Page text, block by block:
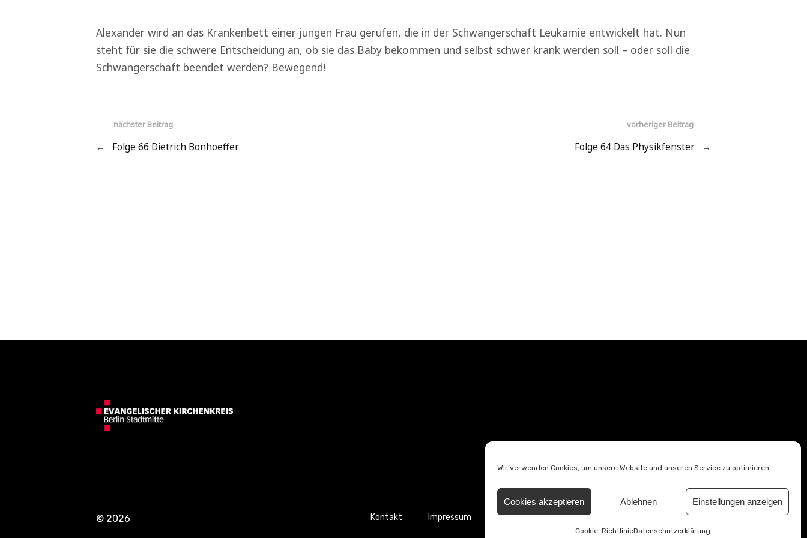
Wir verwenden Cookies, um unsere Website und unseren Service zu optimieren.
Cookies akzeptieren Ablehnen Einstellungen anzeigen
Cookie-RichtlinieDatenschutzerklärung
Alexander wird an das Krankenbett einer jungen Frau gerufen, die in der Schwangerschaft Leukämie entwickelt hat. Nun
steht für sie die schwere Entscheidung an, ob sie das Baby bekommen und selbst schwer krank werden soll – oder soll die
Schwangerschaft beendet werden? Bewegend!
vorheriger Beitrag
Folge 64 Das Physikfenster →
nächster Beitrag
← Folge 66 Dietrich Bonhoeffer
© 2026 Kontakt Impressum Datenschutzerklärung
Barrierefreiheitserklärung
Cookie-Richtlinie (EU)